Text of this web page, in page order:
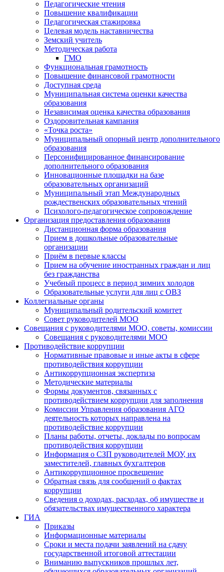
Педагогические чтения
Повышение квалификации
Педагогическая стажировка
Целевая модель наставничества
Земский учитель
Методическая работа
ГМО
Функциональная грамотность
Повышение финансовой грамотности
Доступная среда
Муниципальная система оценки качества
образования
Независимая оценка качества образования
Оздоровительная кампания
«Точка роста»
Муниципальный опорный центр дополнительного
образования
Персонифицированное финансирование
дополнительного образования
Инновационные площадки на базе
образовательных организаций
Муниципальный этап Международных
рождественских образовательных чтений
Психолого-педагогическое сопровождение
Организация предоставления образования
Дистанционная форма образования
Прием в дошкольные образовательные
организации
Приём в первые классы
Прием на обучение иностранных граждан и лиц
без гражданства
Учебный процесс в период зимних холодов
Образовательные услуги для лиц с ОВЗ
Коллегиальные органы
Муниципальный родительский комитет
Совет руководителей МОО
Совещания с руководителями МОО, советы, комиссии
Совещания с руководителями МОО
Противодействие коррупции
Нормативные правовые и иные акты в сфере
противодействия коррупции
Антикоррупционная экспертиза
Методические материалы
Формы документов, связанных с
противодействием коррупции для заполнения
Комиссии Управления образования АГО
деятельность которых направлена на
противодействие коррупции
Планы работы, отчеты, доклады по вопросам
противодействия коррупции
Информация о СЗП руководителей МОУ, их
заместителей, главных бухгалтеров
Антикоррупционное просвещение
Обратная связь для сообщений о фактах
коррупции
Сведения о доходах, расходах, об имуществе и
обязательствах имущественного характера
ГИА
Приказы
Информационные материалы
Сроки и места подачи заявлений на сдачу
государственной итоговой аттестации
Вниманию выпускников прошлых лет,